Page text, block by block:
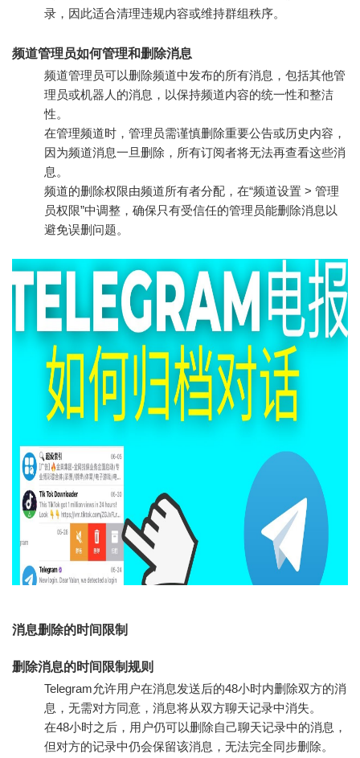
录，因此适合清理违规内容或维持群组秩序。
频道管理员如何管理和删除消息
频道管理员可以删除频道中发布的所有消息，包括其他管
理员或机器人的消息，以保持频道内容的统一性和整洁
性。
在管理频道时，管理员需谨慎删除重要公告或历史内容，
因为频道消息一旦删除，所有订阅者将无法再查看这些消
息。
频道的删除权限由频道所有者分配，在“频道设置 > 管理
员权限”中调整，确保只有受信任的管理员能删除消息以
避免误删问题。
消息删除的时间限制
删除消息的时间限制规则
Telegram允许用户在消息发送后的48小时内删除双方的消
息，无需对方同意，消息将从双方聊天记录中消失。
在48小时之后，用户仍可以删除自己聊天记录中的消息，
但对方的记录中仍会保留该消息，无法完全同步删除。